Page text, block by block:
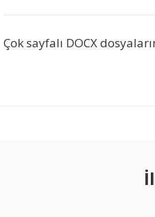
Çok sayfalı DOCX